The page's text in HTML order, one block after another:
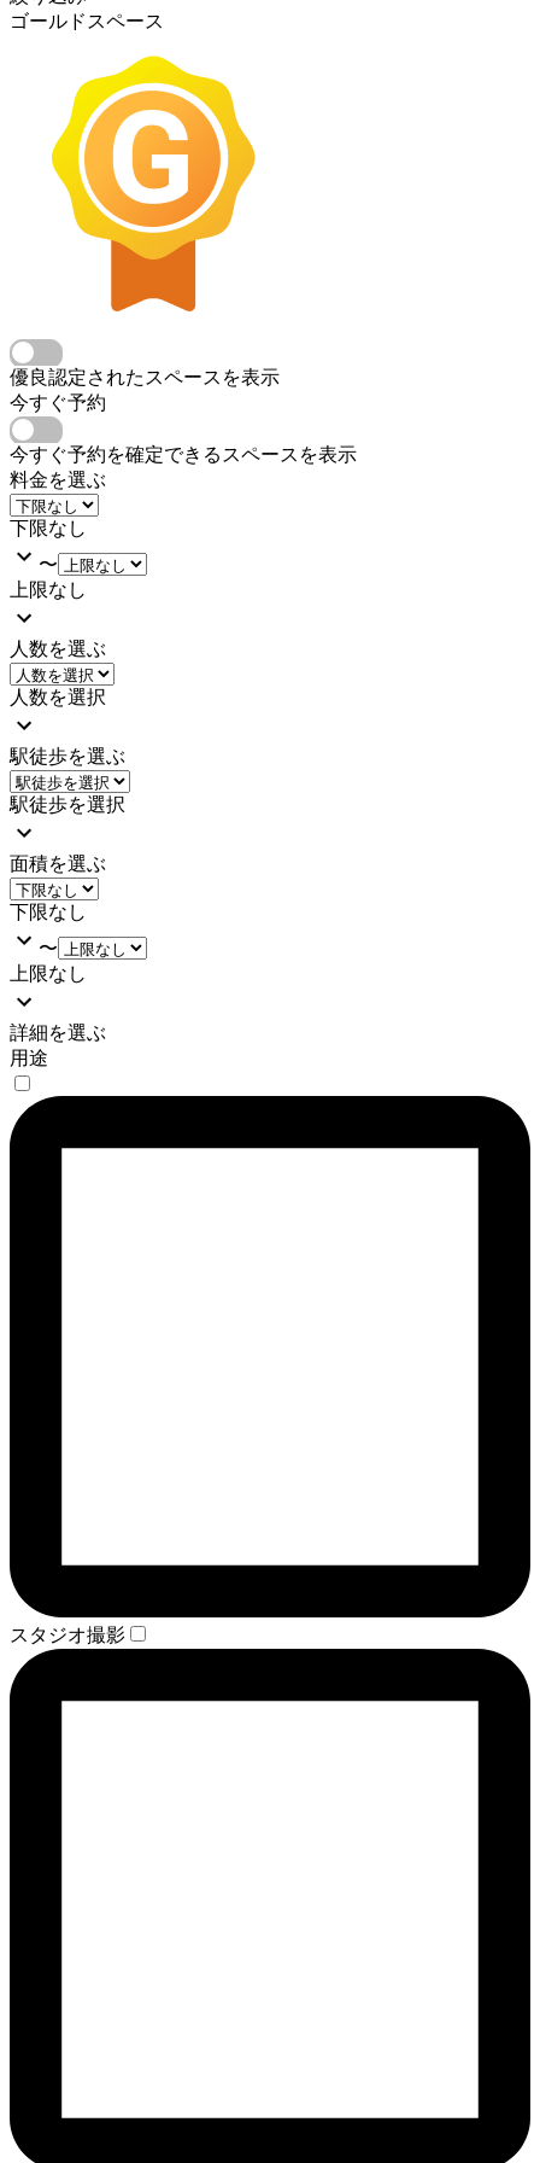
ゴールドスペース
優良認定されたスペースを表示
今すぐ予約
今すぐ予約を確定できるスペースを表示
料金を選ぶ
下限なし
〜
上限なし
人数を選ぶ
人数を選択
駅徒歩を選ぶ
駅徒歩を選択
面積を選ぶ
下限なし
〜
上限なし
詳細を選ぶ
用途
スタジオ撮影